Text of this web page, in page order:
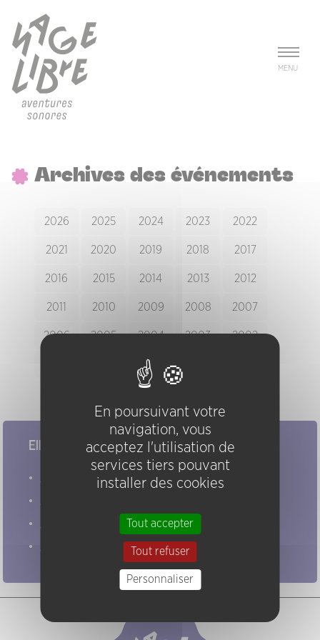
MENU
Archives des événements
2026 2025 2024 2023 2022
2021 2020 2019 2018 2017
2016 2015 2014 2013 2012
2011 2010 2009 2008 2007
2006 2005 2004 2003 2002
1999
Elles/ils ont joué chez nous
Evénements
En poursuivant votre
navigation, vous
acceptez l'utilisation de
services tiers pouvant
installer des cookies
Tout accepter
Tout refuser
Personnaliser